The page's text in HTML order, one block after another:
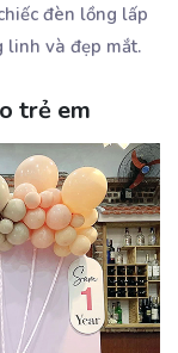
đèn lồng lấp
linh và đẹp mắt.
trẻ em